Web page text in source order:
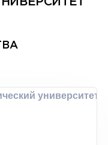
университет